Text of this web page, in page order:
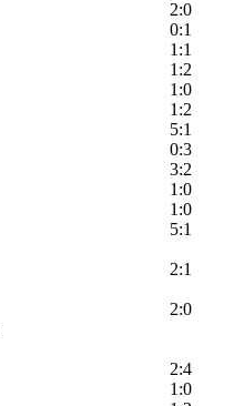
2:0
0:1
1:1
1:2
1:0
1:2
5:1
0:3
3:2
1:0
1:0
5:1
2:1
2:0
2:4
1:0